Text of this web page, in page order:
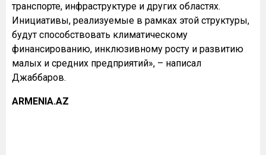
транспорте, инфраструктуре и других областях.
Инициативы, реализуемые в рамках этой структуры,
будут способствовать климатическому
финансированию, инклюзивному росту и развитию
малых и средних предприятий», – написал
Джаббаров.
ARMENIA.AZ